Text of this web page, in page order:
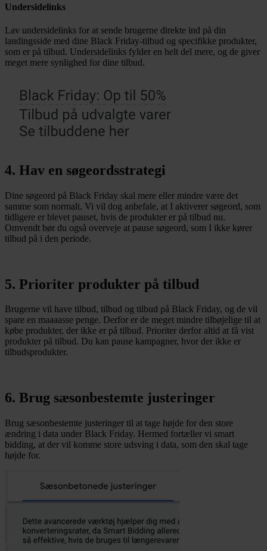
Undersidelinks
Lav undersidelinks for at sende brugerne direkte ind på din
landingsside med dine Black Friday-tilbud og specifikke produkter,
som er på tilbud. Undersidelinks fylder en helt del mere, og de giver
meget mere synlighed for dine tilbud.
4. Hav en søgeordsstrategi
Dine søgeord på Black Friday skal mere eller mindre være det
samme som normalt. Vi vil dog anbefale, at I aktiverer søgeord, som
tidligere er blevet pauset, hvis de produkter er på tilbud nu.
Omvendt bør du også overveje at pause søgeord, som I ikke kører
tilbud på i den periode.
5. Prioriter produkter på tilbud
Brugerne vil have tilbud, tilbud og tilbud på Black Friday, og de vil
spare en maaaasse penge. Derfor er de meget mindre tilbøjelige til at
købe produkter, der ikke er på tilbud. Prioriter derfor altid at få vist
produkter på tilbud. Du kan pause kampagner, hvor der ikke er
tilbudsprodukter.
6. Brug sæsonbestemte justeringer
Brug sæsonbestemte justeringer til at tage højde for den store
ændring i data under Black Friday. Hermed fortæller vi smart
bidding, at der vil komme store udsving i data, som den skal tage
højde for.